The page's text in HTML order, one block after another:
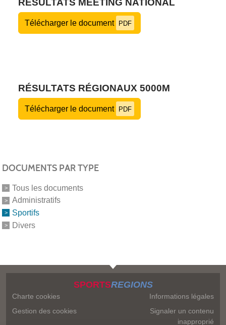
Télécharger le document PDF
RÉSULTATS RÉGIONAUX 5000M
Télécharger le document PDF
DOCUMENTS PAR TYPE
Tous les documents
Administratifs
Sportifs
Divers
SPORTSREGIONS
Charte cookies
Gestion des cookies
Informations légales
Signaler un contenu
inapproprié